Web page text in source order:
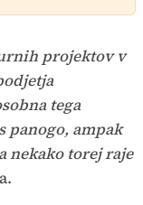
projektov v
tega
panogo, ampak
nekako torej raje